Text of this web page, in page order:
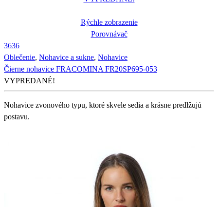
Rýchle zobrazenie
Porovnávač
3636
Oblečenie, Nohavice a sukne, Nohavice
Čierne nohavice FRACOMINA FR20SP695-053
VYPREDANÉ!
Nohavice zvonového typu, ktoré skvele sedia a krásne predlžujú
postavu.